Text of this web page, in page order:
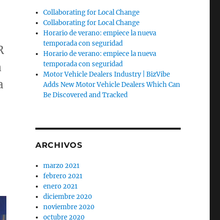
Collaborating for Local Change
Collaborating for Local Change
Horario de verano: empiece la nueva
temporada con seguridad
Horario de verano: empiece la nueva
temporada con seguridad
Motor Vehicle Dealers Industry | BizVibe
Adds New Motor Vehicle Dealers Which Can
Be Discovered and Tracked
ARCHIVOS
marzo 2021
febrero 2021
enero 2021
diciembre 2020
noviembre 2020
octubre 2020